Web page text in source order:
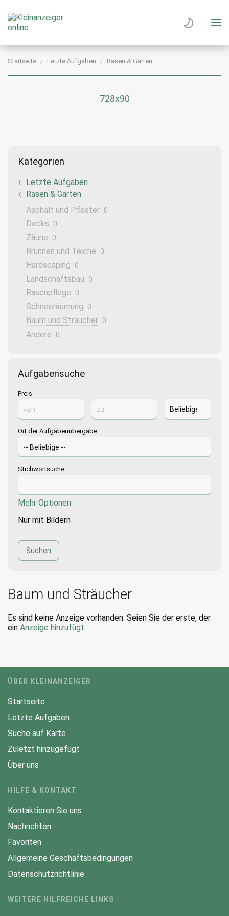
Startseite Letzte Aufgaben Rasen & Garten
728x90
Kategorien
Letzte Aufgaben
Rasen & Garten
Asphalt und Pflaster 0
Decks 0
Zäune 0
Brunnen und Teiche 0
Hardscaping 0
Landschaftsbau 0
Rasenpflege 0
Schneeräumung 0
Baum und Sträucher 0
Andere 0
Aufgabensuche
Preis
Ort der Aufgabenübergabe
Stichwortsuche
Mehr Optionen
Nur mit Bildern
Baum und Sträucher
Es sind keine Anzeige vorhanden. Seien Sie der erste, der
ein Anzeige hinzufügt.
ÜBER KLEINANZEIGER
Startseite
Letzte Aufgaben
Suche auf Karte
Zuletzt hinzugefügt
Über uns
HILFE & KONTAKT
Kontaktieren Sie uns
Nachrichten
Favoriten
Allgemeine Geschäftsbedingungen
Datenschutzrichtlinie
WEITERE HILFREICHE LINKS